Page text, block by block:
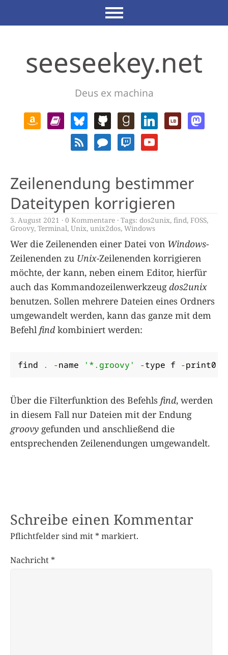
seeseekey.net
Deus ex machina
Zeilenendung bestimmer
Dateitypen korrigieren
3. August 2021 0 Kommentare Tags: dos2unix, find, FOSS,
Groovy, Terminal, Unix, unix2dos, Windows
Wer die Zeilenenden einer Datei von Windows-
Zeilenenden zu Unix-Zeilenenden korrigieren
möchte, der kann, neben einem Editor, hierfür
auch das Kommandozeilenwerkzeug dos2unix
benutzen. Sollen mehrere Dateien eines Ordners
umgewandelt werden, kann das ganze mit dem
Befehl find kombiniert werden:
find . -name '*.groovy' -type f -print0
Über die Filterfunktion des Befehls find, werden
in diesem Fall nur Dateien mit der Endung
groovy gefunden und anschließend die
entsprechenden Zeilenendungen umgewandelt.
Schreibe einen Kommentar
Pflichtfelder sind mit * markiert.
Nachricht *